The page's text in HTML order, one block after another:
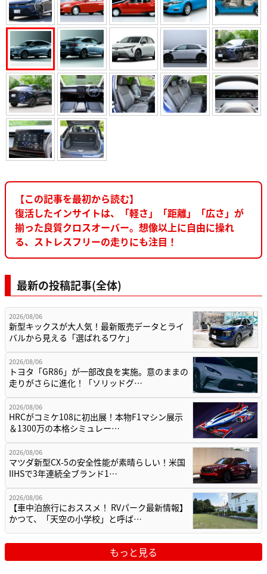
【この記事を最初から読む】
復活したインサイトは、「軽さ」「距離」「広さ」が
揃った良質クロスオーバー。想像以上に自由に操れ
る、ストレスフリーの走りにも注目！
最新の投稿記事(全体)
2026/08/06
新型キックスが大人気！最新販売データとライ
バルから見える「選ばれるワケ」
2026/08/06
トヨタ「GR86」が一部改良を実施。意のままの
走りがさらに進化！「ソリッドグ…
2026/08/06
HRCがコミケ108に初出展！本物F1マシン展示
＆1300万の本格シミュレー…
2026/08/06
マツダ新型CX-5の安全性能が素晴らしい！米国
IIHSで3年連続全ブランド1…
2026/08/06
【車中泊旅行におススメ！ RVパーク最新情報】
かつて、「天空の小学校」と呼ば…
もっと見る